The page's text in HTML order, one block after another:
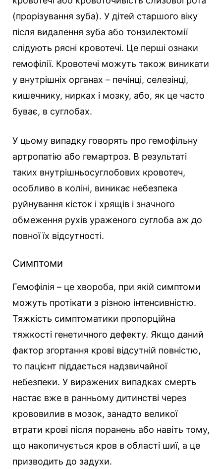
(прорізування зуба). У дітей старшого віку
після видалення зуба або тонзилектомії
слідують рясні кровотечі. Це перші ознаки
гемофілії. Кровотечі можуть також виникати
у внутрішніх органах – печінці, селезінці,
кишечнику, нирках і мозку, або, як це часто
буває, в суглобах.
У цьому випадку говорять про гемофільну
артропатію або гемартроз. В результаті
таких внутрішньосуглобових кровотеч,
особливо в коліні, виникає небезпека
руйнування кісток і хрящів і значного
обмеження рухів ураженого суглоба аж до
повної їх відсутності.
Симптоми
Гемофілія – ​​це хвороба, при якій симптоми
можуть протікати з різною інтенсивністю.
Тяжкість симптоматики пропорційна
тяжкості генетичного дефекту. Якщо даний
фактор згортання крові відсутній повністю,
то пацієнт піддається надзвичайної
небезпеки. У виражених випадках смерть
настає вже в ранньому дитинстві через
крововилив в мозок, занадто великої
втрати крові після поранень або навіть тому,
що накопичується кров в області шиї, а це
призводить до задухи.